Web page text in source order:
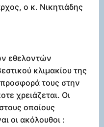
ο κ. Νικητιάδης
εθελοντών
κλιμακίου της
τους στην
χρειάζεται. Οι
οποίους
οι ακόλουθοι :